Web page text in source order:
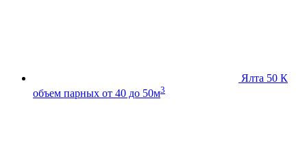
Ялта 50 К
объем парных от 40 до 50м3